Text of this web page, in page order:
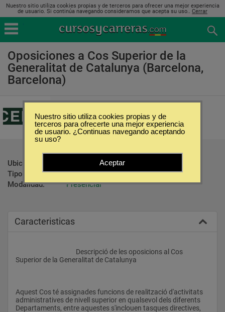
Nuestro sitio utiliza cookies propias y de terceros para ofrecer una mejor experiencia
de usuario. Si continúa navegando consideramos que acepta su uso.. Cerrar
Oposiciones a Cos Superior de la
Generalitat de Catalunya (Barcelona,
Barcelona)
Centro de Estudios Financieros
Ubicación:
Barcelona - Barcelona
Tipo:
Oposiciones
Modalidad:
Presencial
Caracteristicas
Superior de la Generalitat de Catalunya
Aquest Cos té assignades funcions de realització d'activitats
administratives de nivell superior en qualsevol dels diferents
Departaments, entre aquestes s'inclouen tasques directives,
Nuestro sitio utiliza cookies propias y de
terceros para ofrecerte una mejor experiencia
de usuario. ¿Continuas navegando aceptando
su uso?
Aceptar